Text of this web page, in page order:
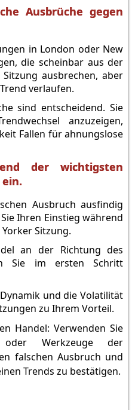
Ausbrüche gegen
in London oder New
die scheinbar aus der
ausbrechen, aber
verlaufen.
sind entscheidend. Sie
anzuzeigen,
Fallen für ahnungslose
der wichtigsten
Ausbruch ausfindig
Ihren Einstieg während
Sitzung.
an der Richtung des
Sie im ersten Schritt
und die Volatilität
zu Ihrem Vorteil.
Handel: Verwenden Sie
oder Werkzeuge der
falschen Ausbruch und
Trends zu bestätigen.